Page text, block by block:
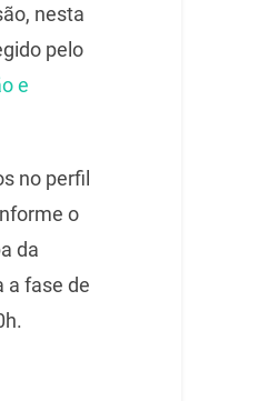
nesta
pelo
e
no perfil
o
da
a fase de